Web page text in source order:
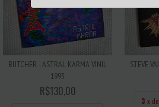
BUTCHER - ASTRAL KARMA VINIL
1993
R$130,00
STEVE
3 x de